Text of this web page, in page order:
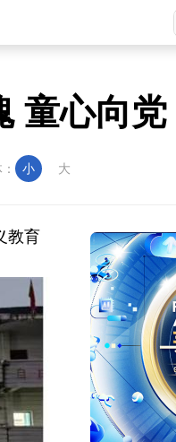
童心向党
小 大
教育